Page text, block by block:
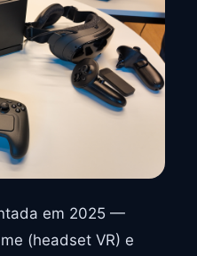
em 2025 —
(headset VR) e